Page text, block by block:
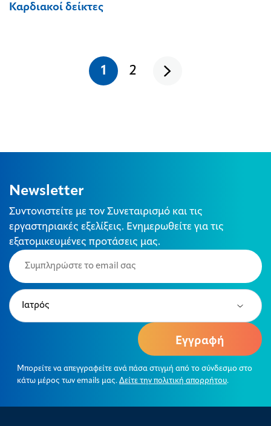
Καρδιακοί δείκτες
1 2
Newsletter
Συντονιστείτε με τον Συνεταιρισμό και τις
εργαστηριακές εξελίξεις. Ενημερωθείτε για τις
εξατομικευμένες προτάσεις μας.
Email
(Required)
Type
(Required)
Μπορείτε να απεγγραφείτε ανά πάσα στιγμή από το σύνδεσμο στο
κάτω μέρος των emails μας. Δείτε την πολιτική απορρήτου.